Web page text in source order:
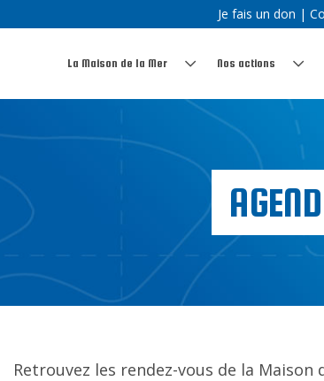
Je fais un don |
La Maison de la Mer Nos actions
Retrouvez les rendez-vous de la